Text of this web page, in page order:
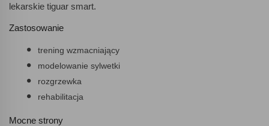
lekarskie tiguar smart.
Zastosowanie
trening wzmacniający
modelowanie sylwetki
rozgrzewka
rehabilitacja
Mocne strony